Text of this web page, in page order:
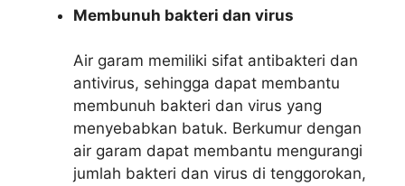
Membunuh bakteri dan virus
Air garam memiliki sifat antibakteri dan
antivirus, sehingga dapat membantu
membunuh bakteri dan virus yang
menyebabkan batuk. Berkumur dengan
air garam dapat membantu mengurangi
jumlah bakteri dan virus di tenggorokan,